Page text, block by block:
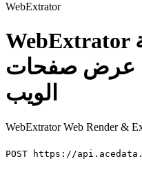
WebExtrator
WebExtrator دليل تكامل واجهة
عرض صفحات
الويب
WebExtrator Web Render &
POST https://